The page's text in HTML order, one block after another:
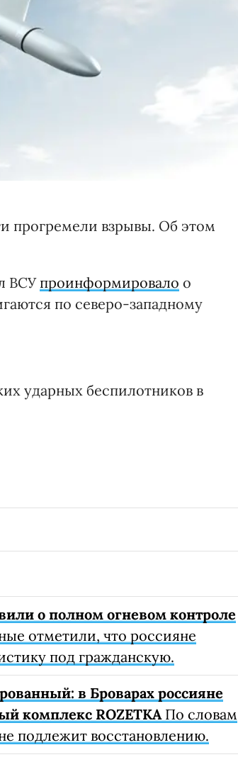
прогремели взрывы. Об этом
ВСУ проинформировало о
по северо-западному
ударных беспилотников в
о полном огневом контроле
отметили, что россияне
под гражданскую.
в Броварах россияне
комплекс ROZETKAПо словам
подлежит восстановлению.